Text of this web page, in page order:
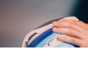
En los fundamentos
complejidad y
necesario un